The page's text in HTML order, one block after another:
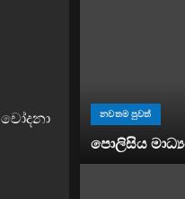
නවතම පුවත්
පොලිසිය